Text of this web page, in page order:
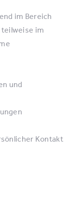
im Bereich
im
und
Kontakt